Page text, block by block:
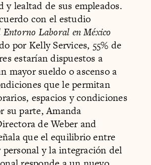
y lealtad de sus empleados.
con el estudio
Entorno Laboral en México
por Kelly Services, 55% de
estarían dispuestos a
mayor sueldo o ascenso a
que le permitan
espacios y condiciones
su parte, Amanda
de Weber and
que el equilibrio entre
y la integración del